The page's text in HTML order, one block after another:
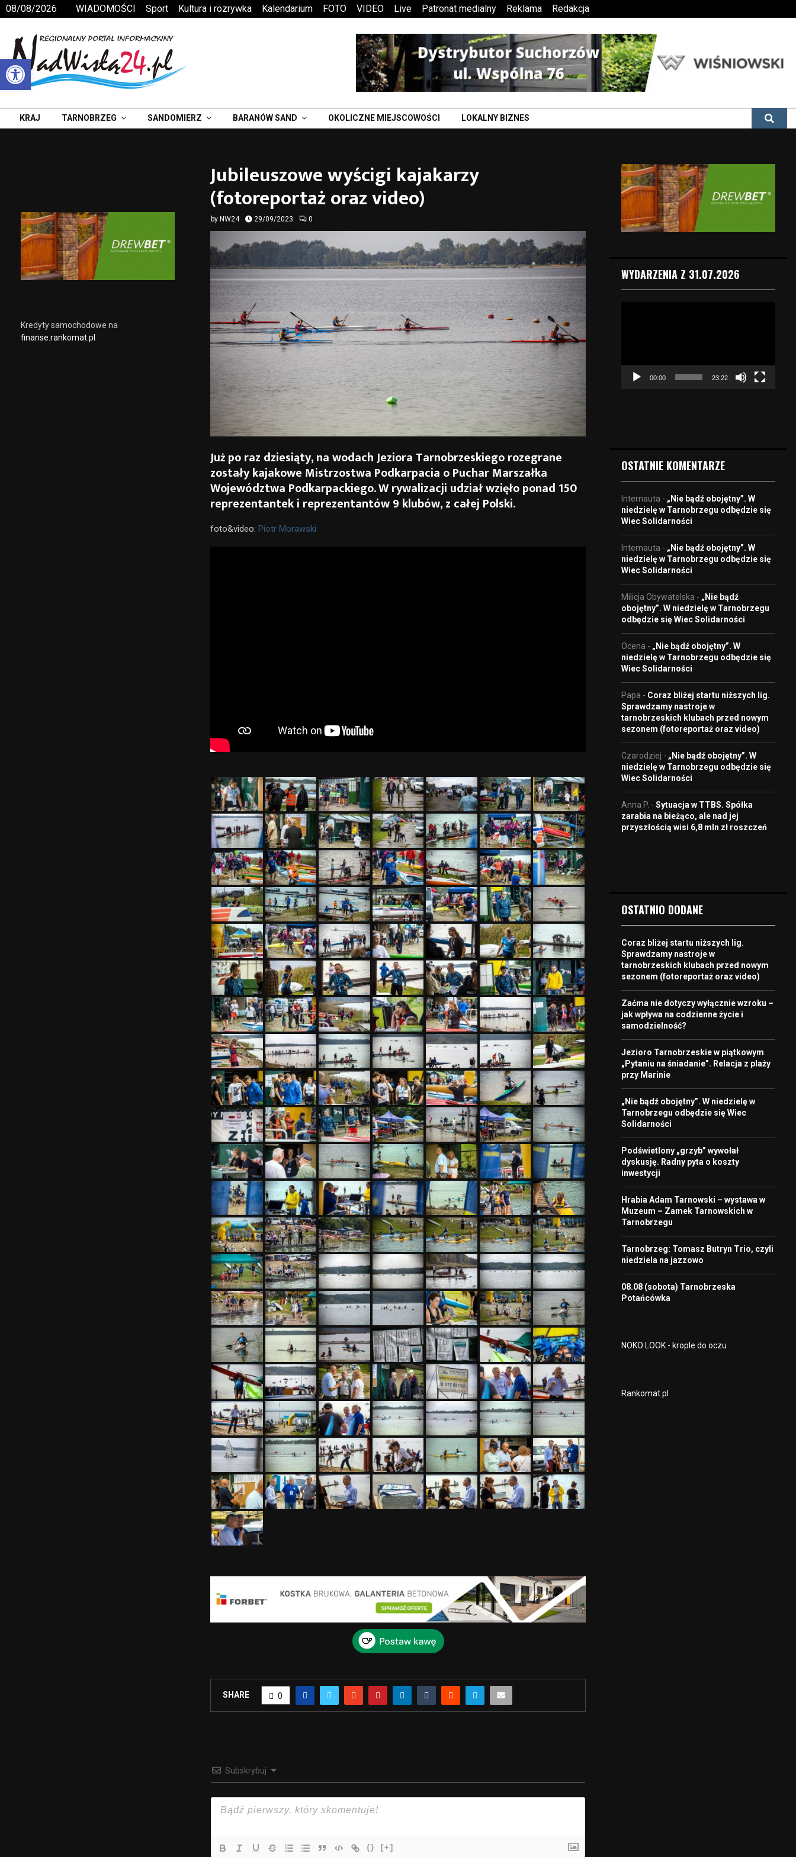
Otwórz pasek narzędzi
08/08/2026 WIADOMOŚCI Sport Kultura i rozrywka Kalendarium FOTO VIDEO Live Patronat medialny Reklama Redakcja
KRAJ TARNOBRZEG SANDOMIERZ BARANÓW SAND OKOLICZNE MIEJSCOWOŚCI LOKALNY BIZNES
Jubileuszowe wyścigi kajakarzy
(fotoreportaż oraz video)
by NW24 29/09/2023 0
Już po raz dziesiąty, na wodach Jeziora Tarnobrzeskiego rozegrane
zostały kajakowe Mistrzostwa Podkarpacia o Puchar Marszałka
Województwa Podkarpackiego. W rywalizacji udział wzięło ponad 150
reprezentantek i reprezentantów 9 klubów, z całej Polski.
foto&video: Piotr Morawski
SHARE 0
Subskrybuj
{} [+]
Kredyty samochodowe na
finanse.rankomat.pl
WYDARZENIA Z 31.07.2026
e
o
00:00 23:22
OSTATNIE KOMENTARZE
Internauta - „Nie bądź obojętny”. W
niedzielę w Tarnobrzegu odbędzie się
Wiec Solidarności
Internauta - „Nie bądź obojętny”. W
niedzielę w Tarnobrzegu odbędzie się
Wiec Solidarności
Milicja Obywatelska - „Nie bądź
obojętny”. W niedzielę w Tarnobrzegu
odbędzie się Wiec Solidarności
Ocena - „Nie bądź obojętny”. W
niedzielę w Tarnobrzegu odbędzie się
Wiec Solidarności
Papa - Coraz bliżej startu niższych lig.
Sprawdzamy nastroje w
tarnobrzeskich klubach przed nowym
sezonem (fotoreportaż oraz video)
Czarodziej - „Nie bądź obojętny”. W
niedzielę w Tarnobrzegu odbędzie się
Wiec Solidarności
Anna P. - Sytuacja w TTBS. Spółka
zarabia na bieżąco, ale nad jej
przyszłością wisi 6,8 mln zł roszczeń
OSTATNIO DODANE
Coraz bliżej startu niższych lig.
Sprawdzamy nastroje w
tarnobrzeskich klubach przed nowym
sezonem (fotoreportaż oraz video)
Zaćma nie dotyczy wyłącznie wzroku –
jak wpływa na codzienne życie i
samodzielność?
Jezioro Tarnobrzeskie w piątkowym
„Pytaniu na śniadanie”. Relacja z plaży
przy Marinie
„Nie bądź obojętny”. W niedzielę w
Tarnobrzegu odbędzie się Wiec
Solidarności
Podświetlony „grzyb” wywołał
dyskusję. Radny pyta o koszty
inwestycji
Hrabia Adam Tarnowski – wystawa w
Muzeum – Zamek Tarnowskich w
Tarnobrzegu
Tarnobrzeg: Tomasz Butryn Trio, czyli
niedziela na jazzowo
08.08 (sobota) Tarnobrzeska
Potańcówka
NOKO LOOK - krople do oczu
Rankomat.pl